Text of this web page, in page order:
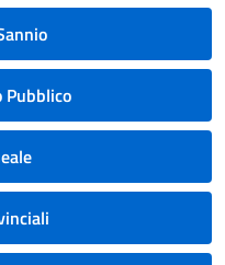
Pubblico